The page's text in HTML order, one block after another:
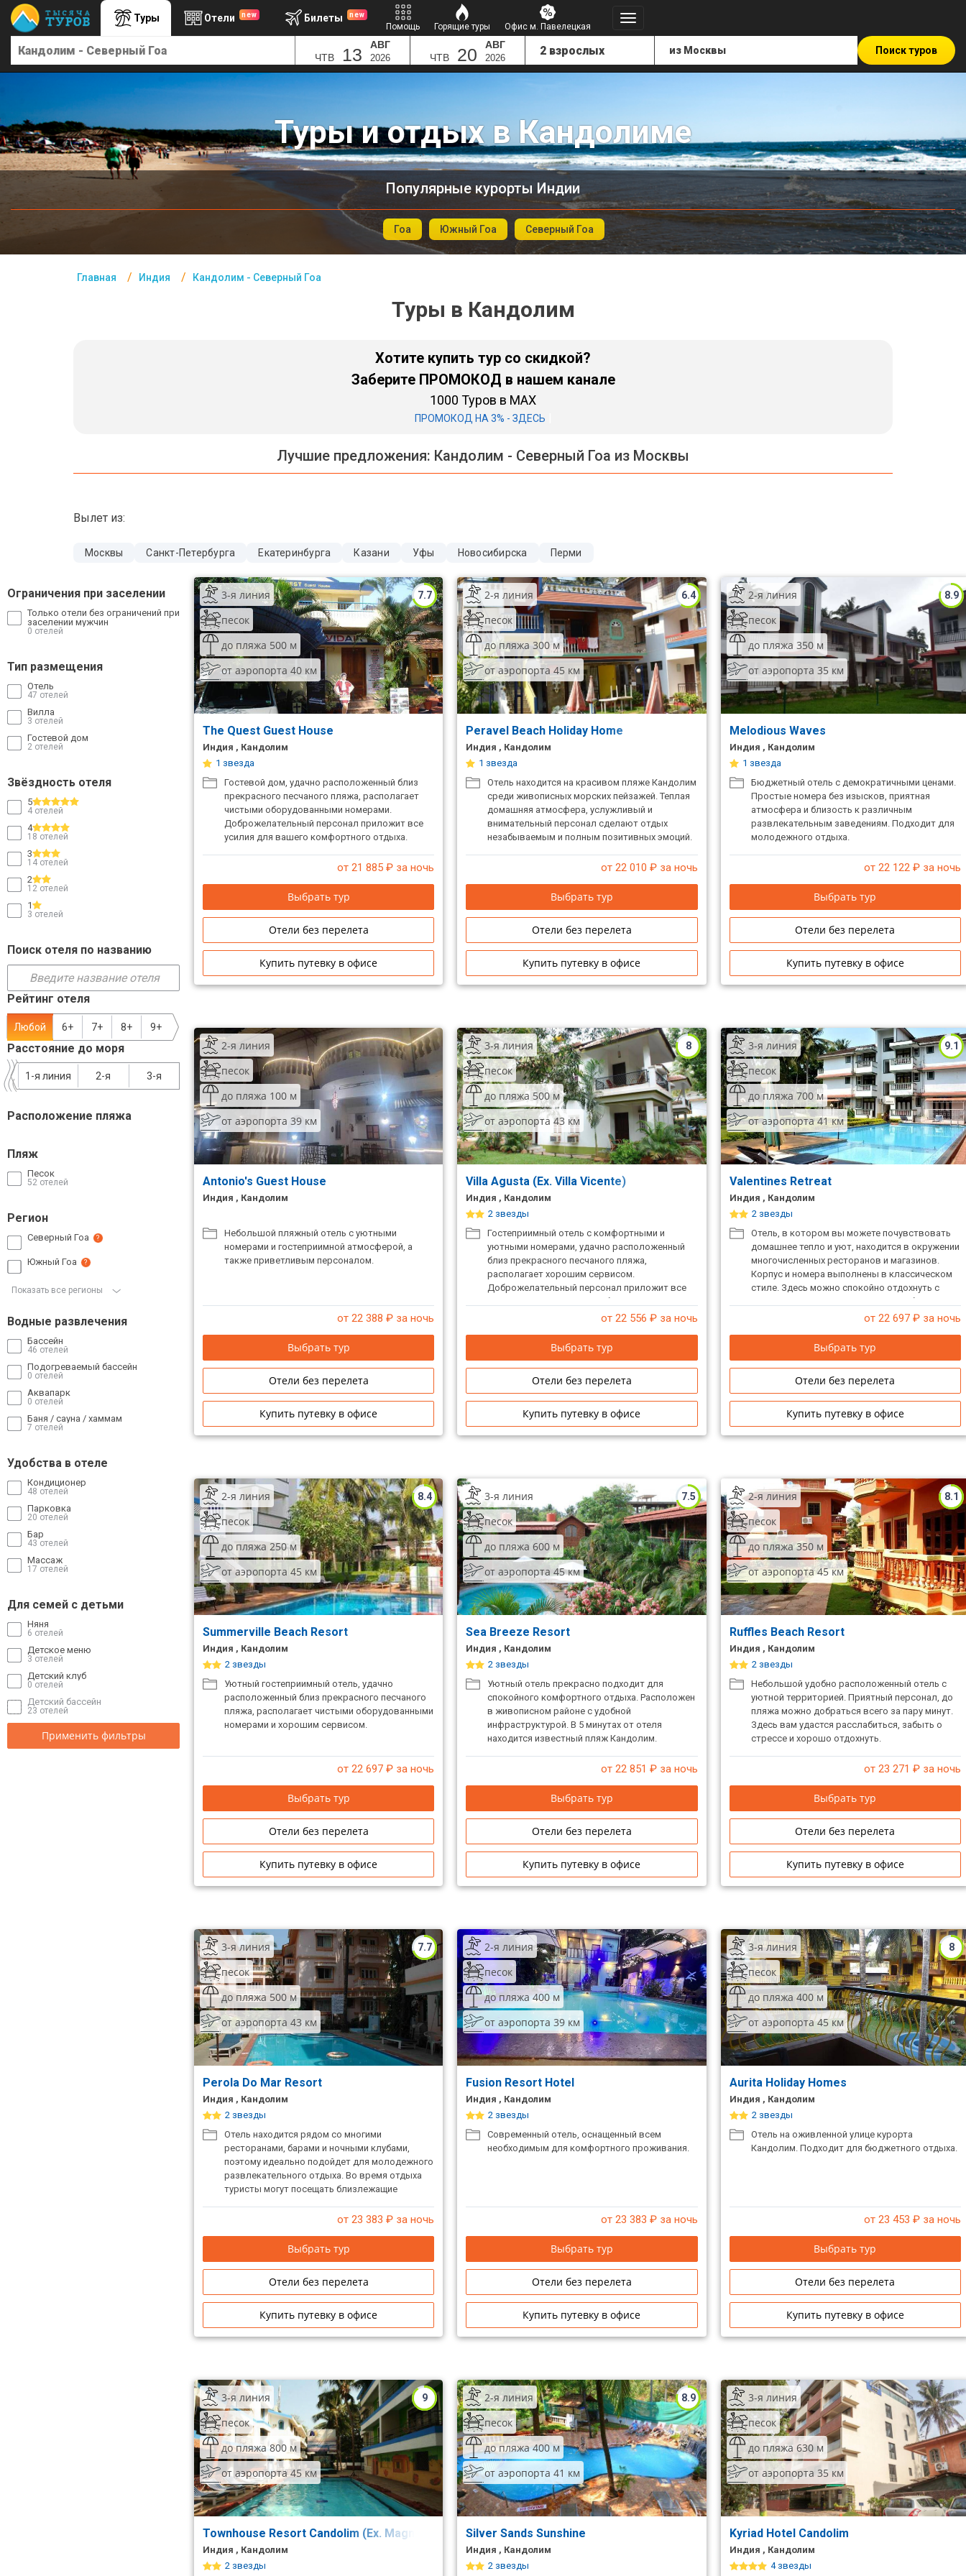
Туры Отели new Билеты new
Помощь Горящие туры Офис м. Павелецкая
ЧТВ 13 АВГ
2026 ЧТВ 20 АВГ
2026
Поиск туров
Туры и отдых в Кандолиме
Популярные курорты Индии
Гоа Южный Гоа Северный Гоа
Главная Индия Кандолим - Северный Гоа
Туры в Кандолим
Хотите купить тур со скидкой?
Заберите ПРОМОКОД в нашем канале
1000 Туров в MAX
ПРОМОКОД НА 3% - ЗДЕСЬ
Лучшие предложения: Кандолим - Северный Гоа из Москвы
Вылет из:
Москвы Санкт-Петербурга Екатеринбурга Казани Уфы Новосибирска Перми
Ограничения при заселении
Только отели без ограничений при
заселении мужчин
0 отелей
Тип размещения
Отель
47 отелей
Вилла
3 отелей
Гостевой дом
2 отелей
Звёздность отеля
5
4 отелей
4
18 отелей
3
14 отелей
2
12 отелей
1
3 отелей
Поиск отеля по названию
Рейтинг отеля
Любой 6+ 7+ 8+ 9+
Расстояние до моря
3-я
2-я
1-я линия
Расположение пляжа
Пляж
Песок
52 отелей
Регион
Северный Гоа ?
Южный Гоа ?
Показать все регионы
Водные развлечения
Бассейн
46 отелей
Подогреваемый бассейн
0 отелей
Аквапарк
0 отелей
Баня / сауна / хаммам
7 отелей
Удобства в отеле
Кондиционер
48 отелей
Парковка
20 отелей
Бар
43 отелей
Массаж
17 отелей
Для семей с детьми
Няня
6 отелей
Детское меню
3 отелей
Детский клуб
0 отелей
Детский бассейн
23 отелей
Применить фильтры
7.7
3-я линия
песок
до пляжа 500 м
от аэропорта 40 км
The Quest Guest House
Индия , Кандолим
1 звезда
Гостевой дом, удачно расположенный близ
прекрасного песчаного пляжа, располагает
чистыми оборудованными номерами.
Доброжелательный персонал приложит все
усилия для вашего комфортного отдыха.
аптека, банк находятся в нескольких минутах
от 21 885 ₽ за ночь
Выбрать тур
Отели без перелета
Купить путевку в офисе
6.4
2-я линия
песок
до пляжа 300 м
от аэропорта 45 км
Peravel Beach Holiday Home
Индия , Кандолим
1 звезда
Отель находится на красивом пляже Кандолим
среди живописных морских пейзажей. Теплая
домашняя атмосфера, услужливый и
внимательный персонал сделают отдых
незабываемым и полным позитивных эмоций.
от 22 010 ₽ за ночь
Выбрать тур
Отели без перелета
Купить путевку в офисе
8.9
2-я линия
песок
до пляжа 350 м
от аэропорта 35 км
Melodious Waves
Индия , Кандолим
1 звезда
Бюджетный отель с демократичными ценами.
Простые номера без изысков, приятная
атмосфера и близость к различным
развлекательным заведениям. Подходит для
молодежного отдыха.
от 22 122₽ за ночь
Выбрать тур
Отели без перелета
Купить путевку в офисе
2-я линия
песок
до пляжа 100 м
от аэропорта 39 км
Antonio's Guest House
Индия , Кандолим
Небольшой пляжный отель с уютными
номерами и гостеприимной атмосферой, а
также приветливым персоналом.
от 22 388 ₽ за ночь
Выбрать тур
Отели без перелета
Купить путевку в офисе
8
3-я линия
песок
до пляжа 500 м
от аэропорта 43 км
Villa Agusta (Ex. Villa Vicente)
Индия , Кандолим
2 звезды
Гостеприимный отель с комфортными и
уютными номерами, удачно расположенный
близ прекрасного песчаного пляжа,
располагает хорошим сервисом.
Доброжелательный персонал приложит все
усилия для вашего расслабленного отдыха.
от 22 556 ₽ за ночь
Выбрать тур
Отели без перелета
Купить путевку в офисе
9.1
3-я линия
песок
до пляжа 700 м
от аэропорта 41 км
Valentines Retreat
Индия , Кандолим
2 звезды
Отель, в котором вы можете почувствовать
домашнее тепло и уют, находится в окружении
многочисленных ресторанов и магазинов.
Корпус и номера выполнены в классическом
стиле. Здесь можно спокойно отдохнуть с
детьми, со второй половинкой или большой
от 22 697₽ за ночь
Выбрать тур
Отели без перелета
Купить путевку в офисе
8.4
2-я линия
песок
до пляжа 250 м
от аэропорта 45 км
Summerville Beach Resort
Индия , Кандолим
2 звезды
Уютный гостеприимный отель, удачно
расположенный близ прекрасного песчаного
пляжа, располагает чистыми оборудованными
номерами и хорошим сервисом.
от 22 697 ₽ за ночь
Выбрать тур
Отели без перелета
Купить путевку в офисе
7.5
3-я линия
песок
до пляжа 600 м
от аэропорта 45 км
Sea Breeze Resort
Индия , Кандолим
2 звезды
Уютный отель прекрасно подходит для
спокойного комфортного отдыха. Расположен
в живописном районе с удобной
инфраструктурой. В 5 минутах от отеля
находится известный пляж Кандолим.
от 22 851 ₽ за ночь
Выбрать тур
Отели без перелета
Купить путевку в офисе
8.1
2-я линия
песок
до пляжа 350 м
от аэропорта 45 км
Ruffles Beach Resort
Индия , Кандолим
2 звезды
Небольшой удобно расположенный отель с
уютной территорией. Приятный персонал, до
пляжа можно добраться всего за пару минут.
Здесь вам удастся расслабиться, забыть о
стрессе и хорошо отдохнуть.
от 23 271 ₽ за ночь
Выбрать тур
Отели без перелета
Купить путевку в офисе
7.7
3-я линия
песок
до пляжа 500 м
от аэропорта 43 км
Perola Do Mar Resort
Индия , Кандолим
2 звезды
Отель находится рядом со многими
ресторанами, барами и ночными клубами,
поэтому идеально подойдет для молодежного
развлекательного отдыха. Во время отдыха
туристы могут посещать близлежащие
приобрести за умеренную цену все
от 23 383 ₽ за ночь
Выбрать тур
Отели без перелета
Купить путевку в офисе
2-я линия
песок
до пляжа 400 м
от аэропорта 39 км
Fusion Resort Hotel
Индия , Кандолим
2 звезды
Современный отель, оснащенный всем
необходимым для комфортного проживания.
от 23 383 ₽ за ночь
Выбрать тур
Отели без перелета
Купить путевку в офисе
8
3-я линия
песок
до пляжа 400 м
от аэропорта 45 км
Aurita Holiday Homes
Индия , Кандолим
2 звезды
Отель на оживленной улице курорта
Кандолим. Подходит для бюджетного отдыха.
от 23 453 ₽ за ночь
Выбрать тур
Отели без перелета
Купить путевку в офисе
9
3-я линия
песок
до пляжа 800 м
от аэропорта 45 км
Townhouse Resort Candolim (Ex. Magnum Resorts)
Индия , Кандолим
2 звезды
8.9
2-я линия
песок
до пляжа 400 м
от аэропорта 41 км
Silver Sands Sunshine
Индия , Кандолим
2 звезды
3-я линия
песок
до пляжа 630 м
от аэропорта 35 км
Kyriad Hotel Candolim
Индия , Кандолим
4 звезды
Главная
Помощь
Подборки отелей
Турция
Большой Сочи
Экскурсионные туры
VIP отели 5 звезд
ТОП 10 лучших отелей 5*
ТОП 10 недорогих отелей
5*
Лучшие отели 4* звезды
Недорогие отели 4*
Лучшие отели 3* звезды
Недорогие отели 3*
звезды
Сетевые отели Турции
Сетевые отели ОАЭ
Сетевые отели Таиланда
Сетевые отели Шри Ланки
Сетевые отели Вьетнама
Сетевые отели Сейшел